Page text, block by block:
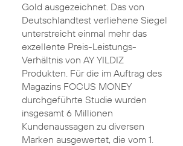
Gold ausgezeichnet. Das von
Deutschlandtest verliehene Siegel
unterstreicht einmal mehr das
exzellente Preis-Leistungs-
Verhältnis von AY YILDIZ
Produkten. Für die im Auftrag des
Magazins FOCUS MONEY
durchgeführte Studie wurden
insgesamt 6 Millionen
Kundenaussagen zu diversen
Marken ausgewertet, die vom 1.